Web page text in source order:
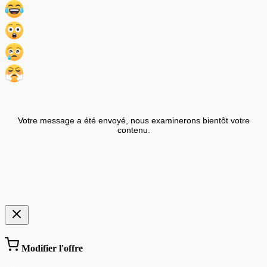
Votre message a été envoyé, nous examinerons bientôt votre
contenu.
Modifier l'offre